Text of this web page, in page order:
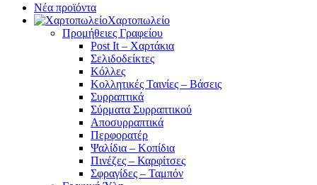
Νέα προϊόντα
Χαρτοπωλείο
Προμήθειες Γραφείου
Post It – Χαρτάκια
Σελιδοδείκτες
Κόλλες
Κολλητικές Ταινίες – Βάσεις
Συρραπτικά
Σύρματα Συρραπτικού
Αποσυρραπτικά
Περφορατέρ
Ψαλίδια – Κοπίδια
Πινέζες – Καρφίτσες
Σφραγίδες – Ταμπόν